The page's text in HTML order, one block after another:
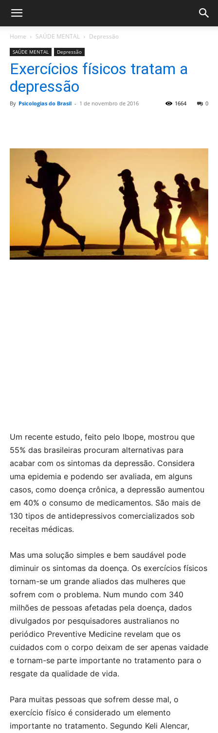
Home SAÚDE MENTAL Depressão
SAÚDE MENTAL Depressão
Exercícios físicos tratam a
depressão
By Psicologias do Brasil - 1 de novembro de 2016 0
1664
Um recente estudo, feito pelo Ibope, mostrou que
55% das brasileiras procuram alternativas para
acabar com os sintomas da depressão. Considera
uma epidemia e podendo ser avaliada, em alguns
casos, como doença crônica, a depressão aumentou
em 40% o consumo de medicamentos. São mais de
130 tipos de antidepressivos comercializados sob
receitas médicas.
Mas uma solução simples e bem saudável pode
diminuir os sintomas da doença. Os exercícios físicos
tornam-se um grande aliados das mulheres que
sofrem com o problema. Num mundo com 340
milhões de pessoas afetadas pela doença, dados
divulgados por pesquisadores australianos no
periódico Preventive Medicine revelam que os
cuidados com o corpo deixam de ser apenas vaidade
e tornam-se parte importante no tratamento para o
resgate da qualidade de vida.
Para muitas pessoas que sofrem desse mal, o
exercício físico é considerado um elemento
importante no tratamento. Segundo Keli Alencar,